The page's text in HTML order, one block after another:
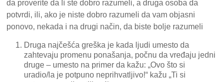
da proverite da li ste dobro razumeli, a druga osoba da
potvrdi, ili, ako je niste dobro razumeli da vam objasni
ponovo, nekada i na drugi način, da biste bolje razumeli
Druga najčešća greška je kada ljudi umesto da
zahtevaju promenu ponašanja, počnu da vređaju jedni
druge – umesto na primer da kažu: „Ovo što si
uradio/la je potpuno neprihvatljivo!“ kažu „Ti si